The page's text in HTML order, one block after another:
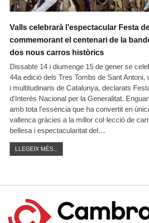
Valls celebrarà l’espectacular Festa
commemorant el centenari de la
dos nous carros històrics
Dissabte 14 i diumenge 15 de gener se
44a edició dels Tres Tombs de Sant Antoni,
i multitudinaris de Catalunya, declarats
d'Interès Nacional per la Generalitat.
amb tota l'essència que ha convertit en
vallenca gràcies a la millor col·lecció de
bellesa i espectacularitat del…
LLEGEIX MÉS...